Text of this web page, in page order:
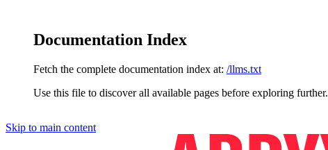
Documentation Index
Fetch the complete documentation index at: /llms.txt
Use this file to discover all available pages before exploring further.
Skip to main content